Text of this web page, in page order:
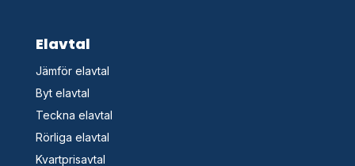
Elavtal
Jämför elavtal
Byt elavtal
Teckna elavtal
Rörliga elavtal
Kvartprisavtal